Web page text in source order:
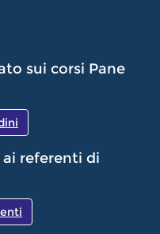
sui corsi Pane
referenti di